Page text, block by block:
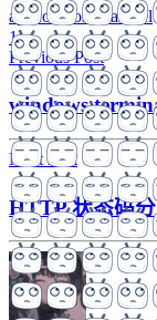
api composer laravel
1
Previous Post
windows
Next Post
HTTP 状态码